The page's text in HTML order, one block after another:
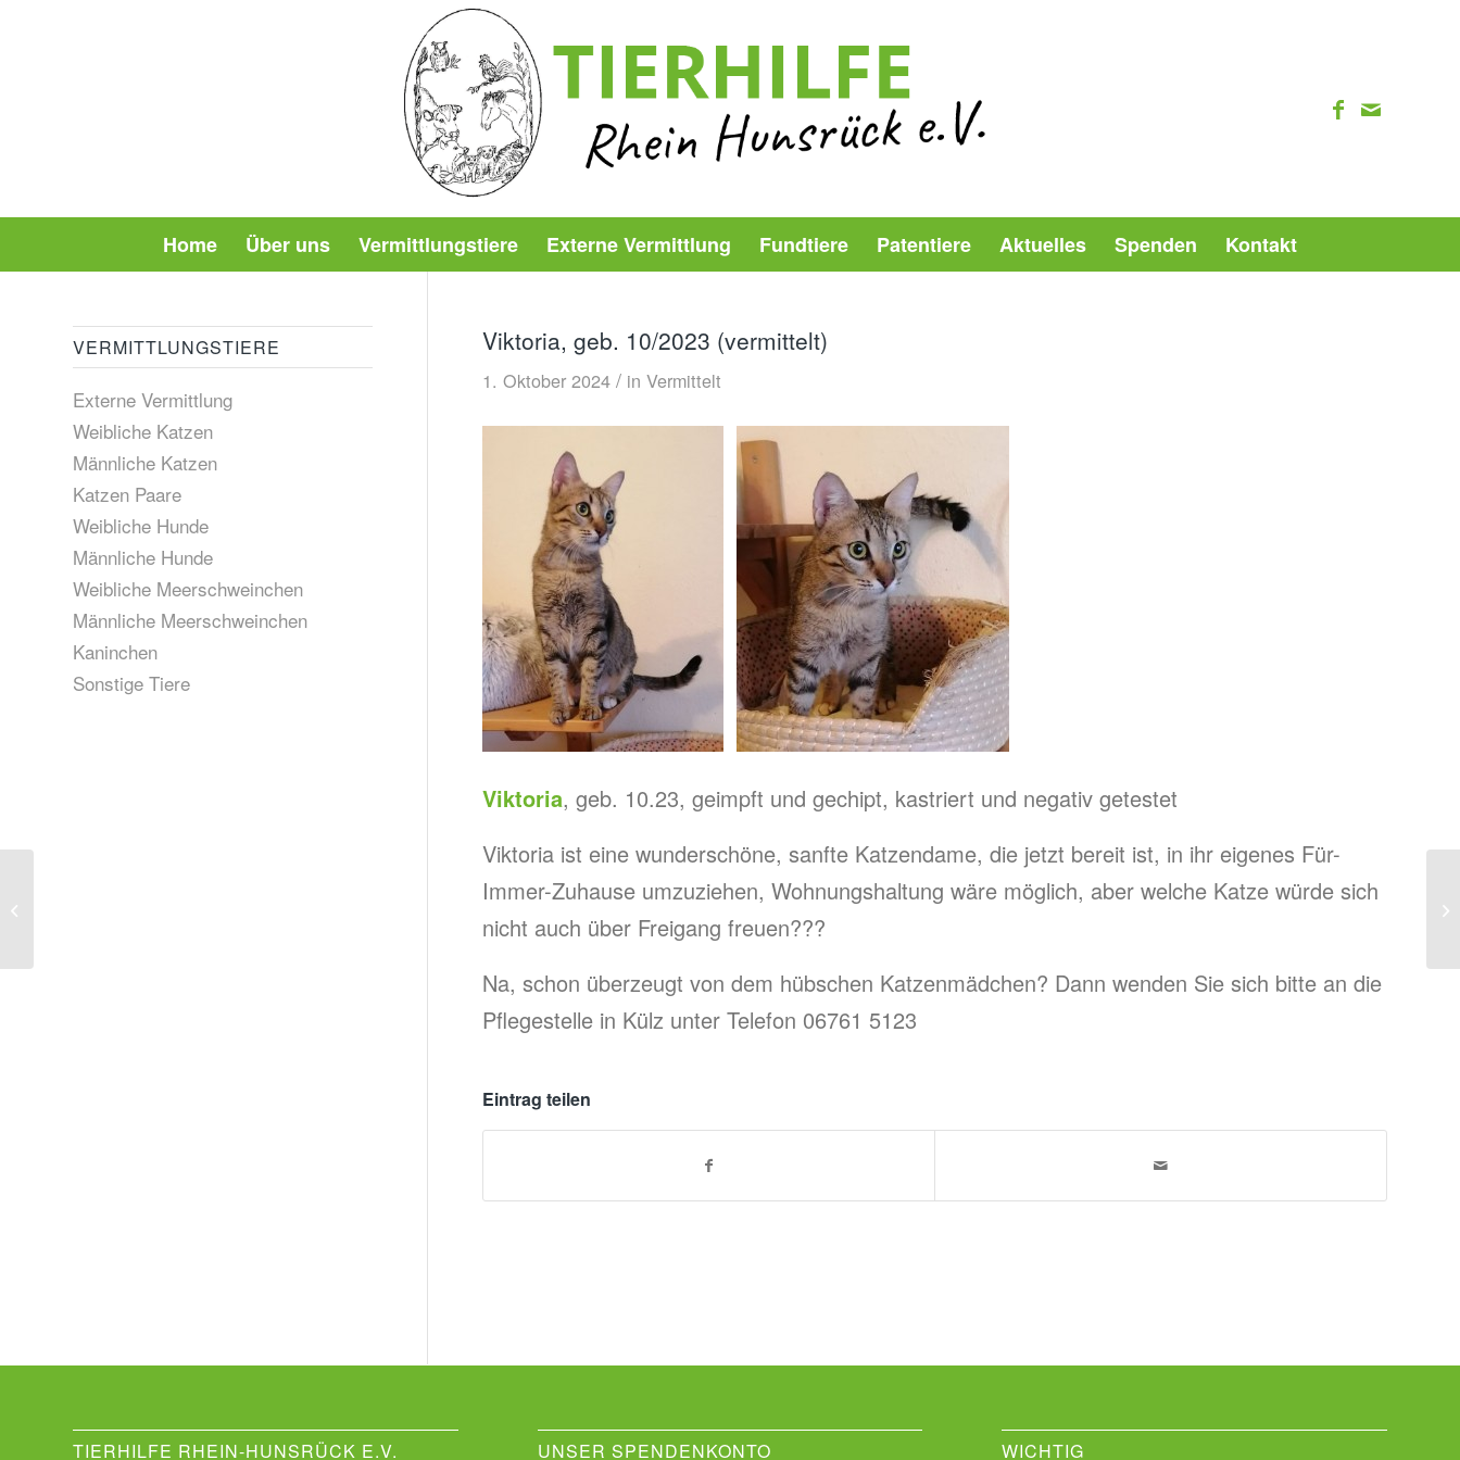
Home Über uns Vermittlungstiere Externe Vermittlung Fundtiere Patentiere Aktuelles Spenden Kontakt
Viktoria, geb. 10/2023 (vermittelt)
1. Oktober 2024 / in Vermittelt
Viktoria, geb. 10.23, geimpft und gechipt, kastriert und negativ getestet
Viktoria ist eine wunderschöne, sanfte Katzendame, die jetzt bereit ist, in ihr eigenes Für-
Immer-Zuhause umzuziehen, Wohnungshaltung wäre möglich, aber welche Katze würde sich
nicht auch über Freigang freuen???
Na, schon überzeugt von dem hübschen Katzenmädchen? Dann wenden Sie sich bitte an die
Pflegestelle in Külz unter Telefon 06761 5123
Eintrag teilen
VERMITTLUNGSTIERE
Externe Vermittlung
Weibliche Katzen
Männliche Katzen
Katzen Paare
Weibliche Hunde
Männliche Hunde
Weibliche Meerschweinchen
Männliche Meerschweinchen
Kaninchen
Sonstige Tiere
TIERHILFE RHEIN-HUNSRÜCK E.V. UNSER SPENDENKONTO WICHTIG